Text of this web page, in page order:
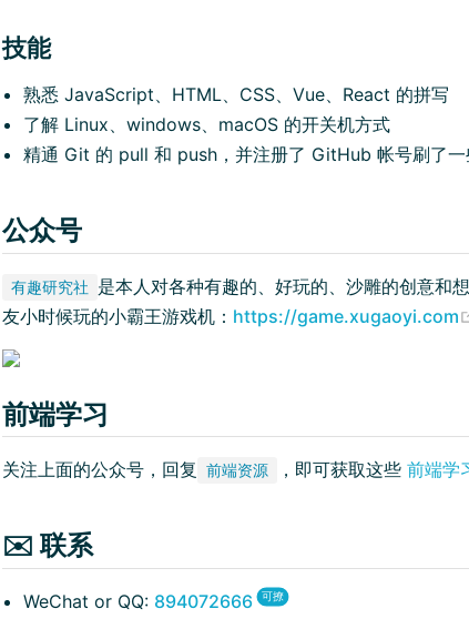
技能
熟悉 JavaScript、HTML、CSS、Vue、React 的拼写
了解 Linux、windows、macOS 的开关机方式
精通 Git 的 pull 和 push，并注册了 GitHub 帐号刷了
公众号
有趣研究社
是本人对各种有趣的、好玩的、沙雕的创意和
友小时候玩的小霸王游戏机： https://game.xugaoyi.com
前端学习
关注上面的公众号，回复 前端资源 ，即可获取这些 前端学
✉️ 联系
WeChat or QQ: 894072666